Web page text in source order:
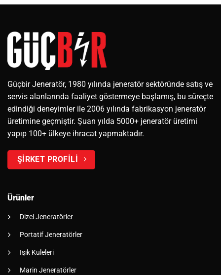
Güçbir Jeneratör, 1980 yılında jeneratör sektöründe satış ve
servis alanlarında faaliyet göstermeye başlamış, bu süreçte
edindiği deneyimler ile 2006 yılında fabrikasyon jeneratör
üretimine geçmiştir. Şuan yılda 5000+ jeneratör üretimi
yapıp 100+ ülkeye ihracat yapmaktadır.
ŞİRKET PROFİLİ
Ürünler
Dizel Jeneratörler
Portatif Jeneratörler
Işık Kuleleri
Marin Jeneratörler